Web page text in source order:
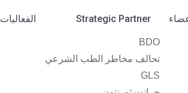
Strategic Partner
BDO
تحالف مخاطر الطب الشرعي
GLS
الفعاليات